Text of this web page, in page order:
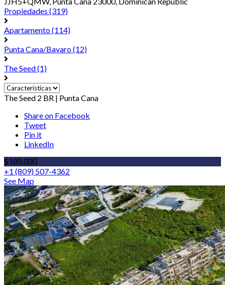
Propiedades (319)
Apartamento(114)
Punta Cana/Bavaro(12)
The Seed(1)
The Seed 2 BR | Punta Cana
Share on Facebook
Tweet
Pin it
LinkedIn
$189.000
+1 (809) 507-4362
See Map